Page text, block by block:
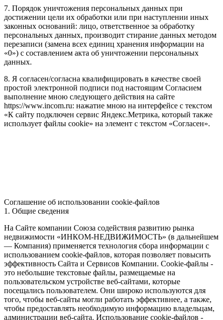
7. Порядок уничтожения персональных данных при
достижении цели их обработки или при наступлении иных
законных оснований: лицо, ответственное за обработку
персональных данных, производит стирание данных методом
перезаписи (замена всех единиц хранения информации на
«0») с составлением акта об уничтожении персональных
данных.
8. Я согласен/согласна квалифицировать в качестве своей
простой электронной подписи под настоящим Согласием
выполнение мною следующего действия на сайте
https://www.incom.ru: нажатие мною на интерфейсе с текстом
«К сайту подключен сервис Яндекс.Метрика, который также
использует файлы cookie» на элемент с текстом «Согласен».
Соглашение об использовании cookie-файлов
1. Общие сведения
На Сайте компании Союза содействия развитию рынка
недвижимости «ИНКОМ-НЕДВИЖИМОСТЬ» (в дальнейшем
— Компания) применяется технология сбора информации с
использованием cookie-файлов, которая позволяет повысить
эффективность Сайта и Сервисов Компании. Сookie-файлы -
это небольшие текстовые файлы, размещаемые на
пользовательском устройстве веб-сайтами, которые
посещались пользователем. Они широко используются для
того, чтобы веб-сайты могли работать эффективнее, а также,
чтобы предоставлять необходимую информацию владельцам,
администрации веб-сайта. Использование cookie-файлов -